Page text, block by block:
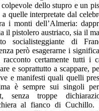
dello stupro e un
quelle interpretate dal
i monti dell’Almeria:
il pistolero austriaco, sia il
socialisteggiante di
però esagerarne i
racconto certamente tutti i
e soprattutto a scappare,
e manifesti quali quelli
è sempre sui singoli
senza troppe
al fianco di